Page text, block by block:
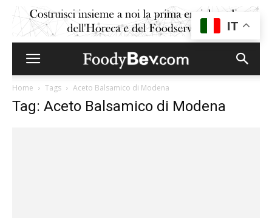
Home Tags Aceto Balsamico di Modena
Tag: Aceto Balsamico di Modena
IT